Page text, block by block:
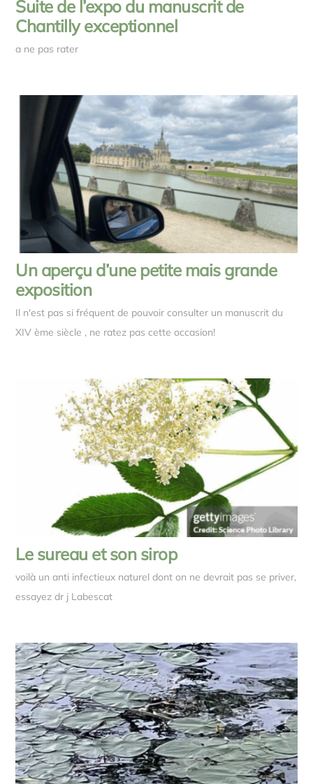
Suite de l’expo du manuscrit de
Chantilly exceptionnel
a ne pas rater
Un aperçu d’une petite mais grande
exposition
Il n'est pas si fréquent de pouvoir consulter un manuscrit du
XIV ème siècle , ne ratez pas cette occasion!
Le sureau et son sirop
voilà un anti infectieux naturel dont on ne devrait pas se priver,
essayez dr j Labescat